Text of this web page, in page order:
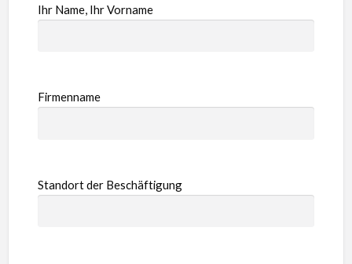
Ihr Name, Ihr Vorname
Firmenname
Standort der Beschäftigung